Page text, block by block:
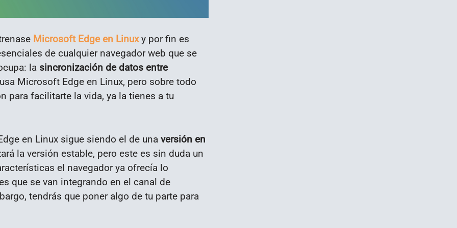
Microsoft Edge en Linuxy por fin es
de cualquier navegador web que se
la sincronización de datos entre
Microsoft Edge en Linux, pero sobre todo
para facilitarte la vida, ya la tienes a tu
en Linux sigue siendo el de una versión en
la versión estable, pero este es sin duda un
el navegador ya ofrecía lo
que se van integrando en el canal de
tendrás que poner algo de tu parte para